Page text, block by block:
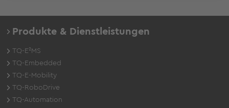
Produkte & Dienstleistungen
TQ-E²MS
TQ-Embedded
TQ-E-Mobility
TQ-RoboDrive
TQ-Automation